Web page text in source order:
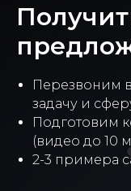
Перезвоним
задачу и
Подготовим
(видео до 10
2-3 примера